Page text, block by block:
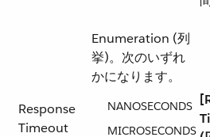
Response
Timeout
Enumeration (列
挙)。次のいずれ
かになります。
NANOSECONDS
MICROSECONDS